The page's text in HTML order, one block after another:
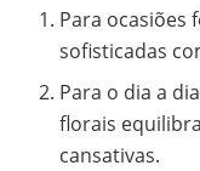
Para ocasiões
sofisticadas
Para o dia a
florais
cansativas.